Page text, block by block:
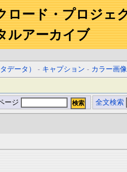
ロード・プロジェ
ルアーカイブ
データ） - キャプション - カラー画像
ージ 全文検索